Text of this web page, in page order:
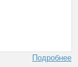
Подробнее